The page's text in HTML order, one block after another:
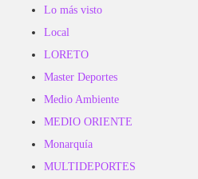
Lo más visto
Local
LORETO
Master Deportes
Medio Ambiente
MEDIO ORIENTE
Monarquía
MULTIDEPORTES